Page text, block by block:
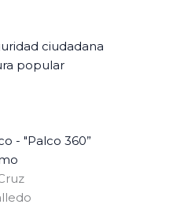
ciudadana
popular
- "Palco 360”